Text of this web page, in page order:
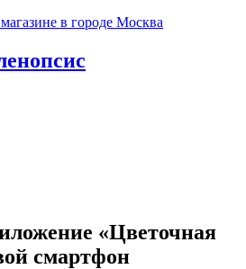
«Цветочная
смартфон